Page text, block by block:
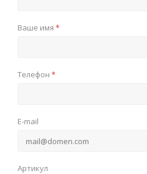
Ваше имя *
Телефон *
E-mail
Артикул